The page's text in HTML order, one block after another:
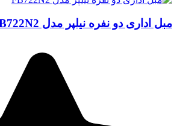
مبل اداری دو نفره نیلپر مدل FB722N2